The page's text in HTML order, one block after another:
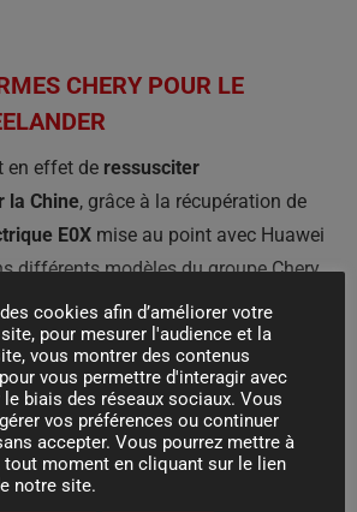
CHERY POUR LE
en effet de ressusciter
la Chine, grâce à la récupération de
E0X mise au point avec Huawei
différents modèles du groupe Chery
à 800 volts). Mais le
prévoit aussi d’utiliser la plateforme
chinois, conçue elle pour les
et hybrides rechargeables.
donc sous plusieurs formes et il
à Changsu dans le cadre d’une
cookies afin d’améliorer votre
pour mesurer l'audience et la
vous montrer des contenus
vous permettre d'interagir avec
biais des réseaux sociaux. Vous
vos préférences ou continuer
accepter. Vous pourrez mettre à
moment en cliquant sur le lien
notre site.